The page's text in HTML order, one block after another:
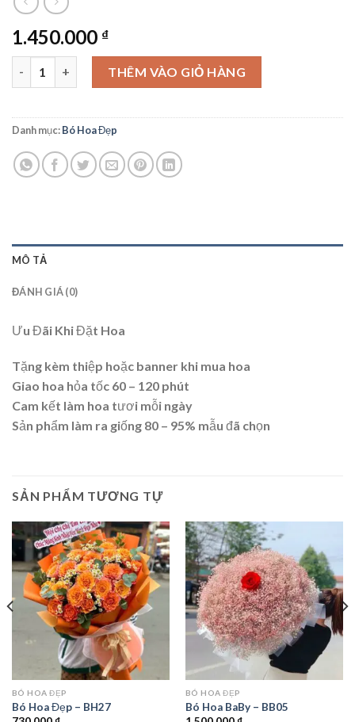
1.450.000 ₫
Bó Hoa Tinh Tế - B13 số lượngTHÊM VÀO GIỎ HÀNG
Danh mục:Bó Hoa Đẹp
MÔ TẢ
ĐÁNH GIÁ (0)
Ưu Đãi Khi Đặt Hoa
Tặng kèm thiệp hoặc banner khi mua hoa
Giao hoa hỏa tốc 60 – 120 phút
Cam kết làm hoa tươi mỗi ngày
Sản phẩm làm ra giống 80 – 95% mẫu đã chọn
SẢN PHẨM TƯƠNG TỰ
BÓ HOA ĐẸP
Bó Hoa Đẹp – BH27
BÓ HOA ĐẸP
Bó Hoa BaBy – BB05